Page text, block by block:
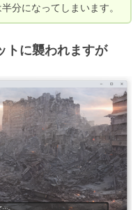
分になってしまいます。
トに襲われますが